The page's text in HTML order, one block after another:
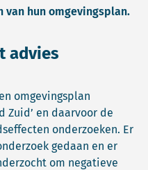
van hun omgevingsplan.
advies
omgevingsplan
Zuid’ en daarvoor de
onderzoeken. Er
gedaan en er
om negatieve